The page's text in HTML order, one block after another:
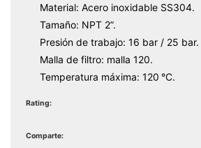
Material: Acero inoxidable SS304.
Tamaño: NPT 2”.
Presión de trabajo: 16 bar / 25 bar.
Malla de filtro: malla 120.
Temperatura máxima: 120 °C.
Rating:
Comparte: